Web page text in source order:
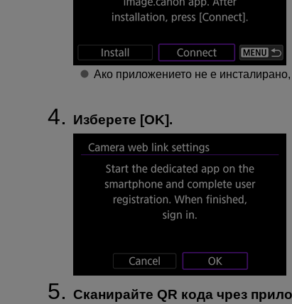
Ако приложението не е инсталирано,
Изберете [OK].
Сканирайте QR кода чрез